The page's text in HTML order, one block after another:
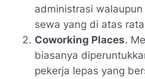
administrasi
sewa yang di atas
Coworking Places.
biasanya
pekerja lepas yang